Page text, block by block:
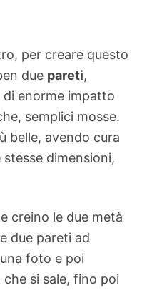
per creare questo
due pareti,
di enorme impatto
semplici mosse.
belle, avendo cura
dimensioni,
creino le due metà
due pareti ad
foto e poi
si sale, fino poi